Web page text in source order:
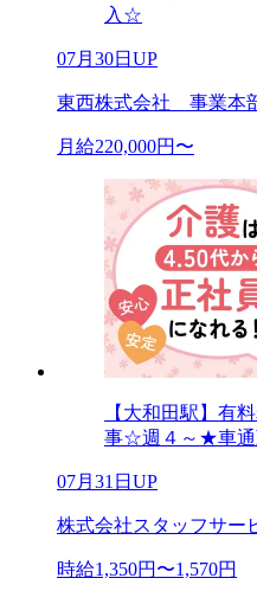
入☆
07月30日UP
東西株式会社 事業本
月給220,000円〜
【大和田駅】有
事☆週４～★車
07月31日UP
株式会社スタッフサー
時給1,350円〜1,570円